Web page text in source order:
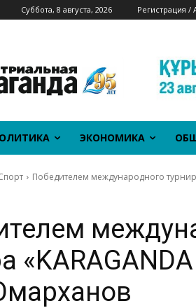
Суббота, 8 августа, 2026 Регистрация /
ЭКОНОМИКА
Победителем международного